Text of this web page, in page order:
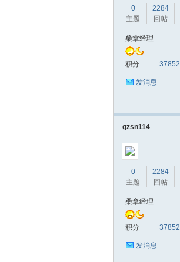
0
主题
2284
回帖
桑拿经理
积分 37852
发消息
gzsn114
0
主题
2284
回帖
桑拿经理
积分 37852
发消息